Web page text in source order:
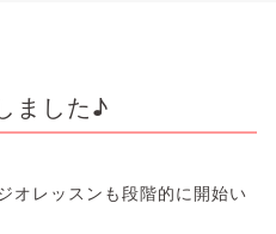
ました♪
オレッスンも段階的に開始い